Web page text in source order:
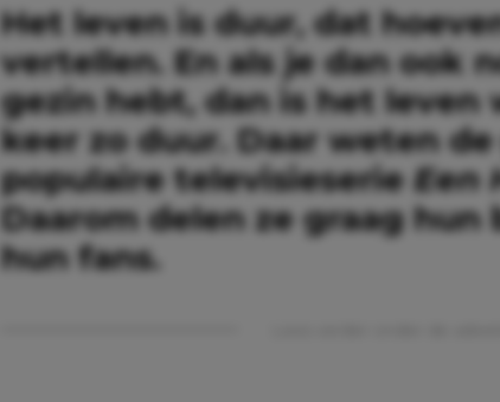
Het leven is duur, dat
vertellen. En als je dan ook
gezin hebt, dan is het leven
keer zo duur. Daar weten
populaire televisieserieEen
Daarom delen ze graag hun
hun fans.